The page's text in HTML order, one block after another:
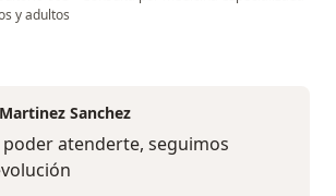
y adultos
Nestor miranda
Sanchez
atenderte, seguimos